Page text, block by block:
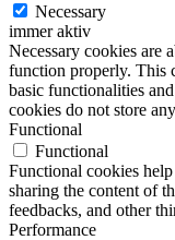
Necessary
immer aktiv
Necessary cookies are
function properly. This
basic functionalities
cookies do not store
Functional
Functional
Functional cookies
sharing the content of
feedbacks, and other
Performance